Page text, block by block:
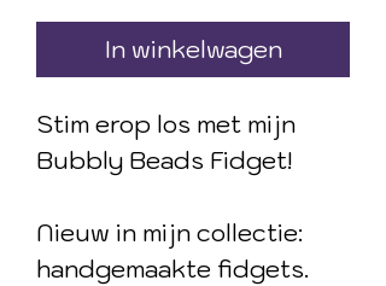
In winkelwagen
Stim erop los met mijn
Bubbly Beads Fidget!
Nieuw in mijn collectie:
handgemaakte fidgets.